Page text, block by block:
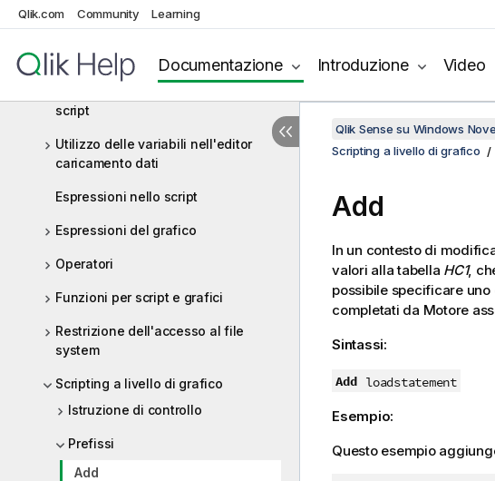
Qlik.com Community Learning
Documentazione Introduzione Video
grafiche
script
script
Utilizzo delle variabili nell'editor
caricamento dati
Espressioni nello script
Espressioni del grafico
Operatori
Funzioni per script e grafici
Restrizione dell'accesso al file
system
Scripting a livello di grafico
Istruzione di controllo
Prefissi
Add
Qlik Sense su Windows
Scripting a livello di grafico
Add
In un contesto di
valori alla tabella HC1,
possibile specificare
completati da Motore
Sintassi:
Add loadstatement
Esempio:
Questo esempio